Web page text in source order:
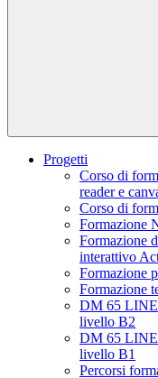
Progetti
Corso di
reader e
Corso di
Formazione
Formazione
interattivo
Formazione
Formazione
DM 65
livello B2
DM 65
livello B1
Percorsi